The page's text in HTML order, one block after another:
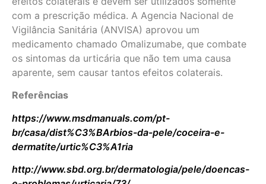
com a prescrição médica. A Agencia Nacional de
Vigilância Sanitária (ANVISA) aprovou um
medicamento chamado Omalizumabe, que combate
os sintomas da urticária que não tem uma causa
aparente, sem causar tantos efeitos colaterais.
Referências
https://www.msdmanuals.com/pt-
br/casa/dist%C3%BArbios-da-pele/coceira-e-
dermatite/urtic%C3%A1ria
http://www.sbd.org.br/dermatologia/pele/doencas-